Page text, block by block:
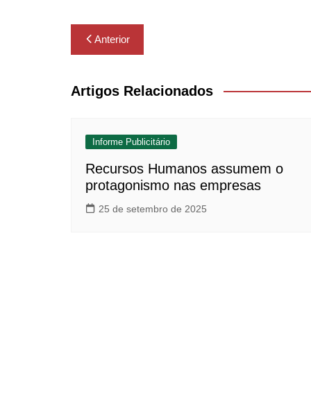
Navegação
de
Post
Anterior
Artigos Relacionados
Informe Publicitário
Recursos Humanos assumem o
protagonismo nas empresas
25 de setembro de 2025